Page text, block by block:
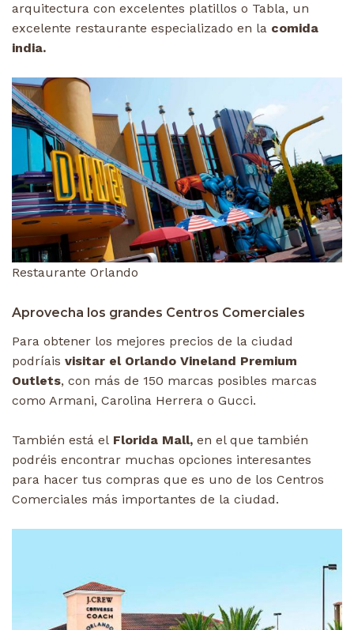
arquitectura con excelentes platillos o Tabla, un
excelente restaurante especializado en la comida
india.
Restaurante Orlando
Aprovecha los grandes Centros Comerciales
Para obtener los mejores precios de la ciudad
podríais visitar el Orlando Vineland Premium
Outlets, con más de 150 marcas posibles marcas
como Armani, Carolina Herrera o Gucci.
También está el Florida Mall, en el que también
podréis encontrar muchas opciones interesantes
para hacer tus compras que es uno de los Centros
Comerciales más importantes de la ciudad.